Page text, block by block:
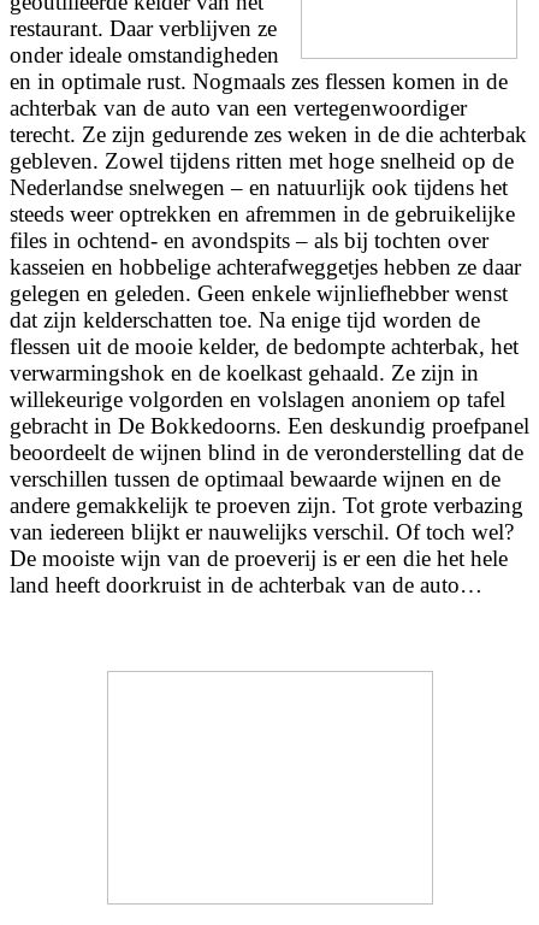
restaurant. Daar verblijven ze
onder ideale omstandigheden
en in optimale rust. Nogmaals zes flessen komen in de
achterbak van de auto van een vertegenwoordiger
terecht. Ze zijn gedurende zes weken in de die achterbak
gebleven. Zowel tijdens ritten met hoge snelheid op de
Nederlandse snelwegen – en natuurlijk ook tijdens het
steeds weer optrekken en afremmen in de gebruikelijke
files in ochtend- en avondspits – als bij tochten over
kasseien en hobbelige achterafweggetjes hebben ze daar
gelegen en geleden. Geen enkele wijnliefhebber wenst
dat zijn kelderschatten toe. Na enige tijd worden de
flessen uit de mooie kelder, de bedompte achterbak, het
verwarmingshok en de koelkast gehaald. Ze zijn in
willekeurige volgorden en volslagen anoniem op tafel
gebracht in De Bokkedoorns. Een deskundig proefpanel
beoordeelt de wijnen blind in de veronderstelling dat de
verschillen tussen de optimaal bewaarde wijnen en de
andere gemakkelijk te proeven zijn. Tot grote verbazing
van iedereen blijkt er nauwelijks verschil. Of toch wel?
De mooiste wijn van de proeverij is er een die het hele
land heeft doorkruist in de achterbak van de auto…